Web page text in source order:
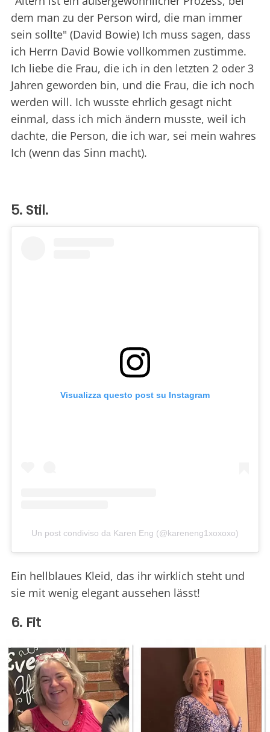
dem man zu der Person wird, die man immer
sein sollte" (David Bowie) Ich muss sagen, dass
ich Herrn David Bowie vollkommen zustimme.
Ich liebe die Frau, die ich in den letzten 2 oder 3
Jahren geworden bin, und die Frau, die ich noch
werden will. Ich wusste ehrlich gesagt nicht
einmal, dass ich mich ändern musste, weil ich
dachte, die Person, die ich war, sei mein wahres
Ich (wenn das Sinn macht).
5. Stil.
Visualizza questo post su Instagram
Un post condiviso da Karen Eng (@kareneng1xoxoxo)
Ein hellblaues Kleid, das ihr wirklich steht und
sie mit wenig elegant aussehen lässt!
6. Fit